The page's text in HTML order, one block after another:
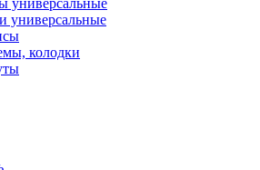
универсальные
универсальные
колодки